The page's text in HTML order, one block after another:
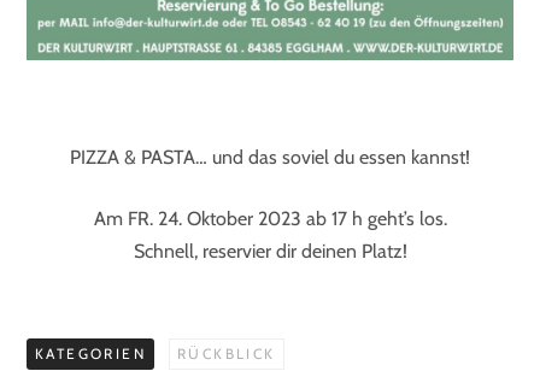
PIZZA & PASTA… und das soviel du essen kannst!
Am FR. 24. Oktober 2023 ab 17 h geht’s los.
Schnell, reservier dir deinen Platz!
KATEGORIEN RÜCKBLICK